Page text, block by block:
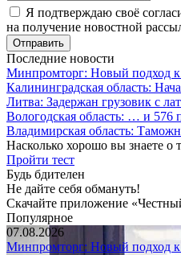
Я подтверждаю своё
на получение новостной
Последние новости
Минпромторг: Новый подход к
Калининградская область:
Литва: Задержан грузовик с
Вологодская область: … и 576
Владимирская область:
Насколько хорошо вы знаете о
Пройти тест
Будь бдителен
Не дайте себя обмануть!
Скачайте приложение
Популярное
07.08.2026
Минпромторг: Новый подход к